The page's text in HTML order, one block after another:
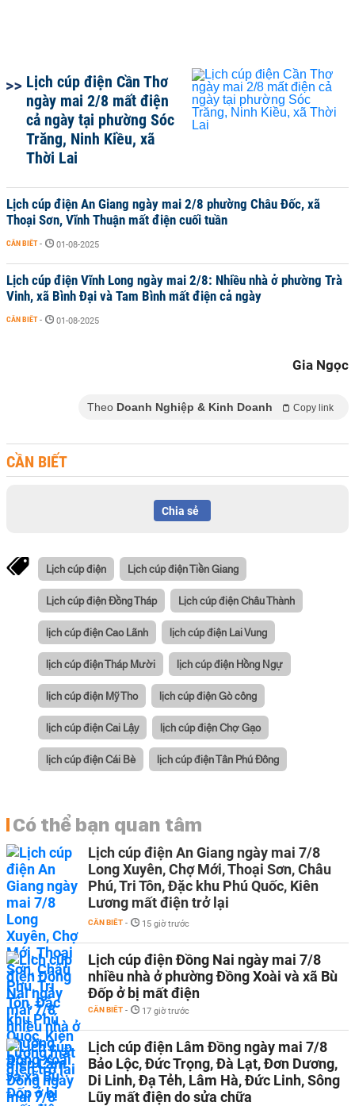
Lịch cúp điện Cần Thơ
ngày mai 2/8 mất điện
cả ngày tại phường Sóc
Trăng, Ninh Kiều, xã
Thời Lai
Lịch cúp điện An Giang ngày mai 2/8 phường Châu Đốc, xã
Thoại Sơn, Vĩnh Thuận mất điện cuối tuần
CẦN BIẾT - 01-08-2025
Lịch cúp điện Vĩnh Long ngày mai 2/8: Nhiều nhà ở phường Trà
Vinh, xã Bình Đại và Tam Bình mất điện cả ngày
CẦN BIẾT - 01-08-2025
Gia Ngọc
Theo Doanh Nghiệp & Kinh Doanh Copy link
CẦN BIẾT
Chia sẻ
Lịch cúp điện Lịch cúp điện Tiền Giang
Lịch cúp điện Đồng Tháp Lịch cúp điện Châu Thành
lịch cúp điện Cao Lãnh lịch cúp điện Lai Vung
lịch cúp điện Tháp Mười lịch cúp điện Hồng Ngự
lịch cúp điện Mỹ Tho lịch cúp điện Gò công
lịch cúp điện Cai Lậy lịch cúp điện Chợ Gạo
lịch cúp điện Cái Bè lịch cúp điện Tân Phú Đông
Có thể bạn quan tâm
Lịch cúp điện An Giang ngày mai 7/8
Long Xuyên, Chợ Mới, Thoại Sơn, Châu
Phú, Tri Tôn, Đặc khu Phú Quốc, Kiên
Lương mất điện trở lại
CẦN BIẾT - 15 giờ trước
Lịch cúp điện Đồng Nai ngày mai 7/8
nhiều nhà ở phường Đồng Xoài và xã Bù
Đốp ở bị mất điện
CẦN BIẾT - 17 giờ trước
Lịch cúp điện Lâm Đồng ngày mai 7/8
Bảo Lộc, Đức Trọng, Đà Lạt, Đơn Dương,
Di Linh, Đạ Tẻh, Lâm Hà, Đức Linh, Sông
Lũy mất điện do sửa chữa